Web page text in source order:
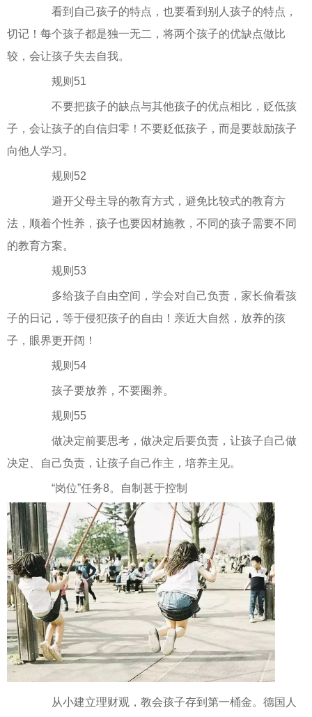
看到自己孩子的特点，也要看到别人孩子的特点，
切记！每个孩子都是独一无二，将两个孩子的优缺点做比
较，会让孩子失去自我。
规则51
不要把孩子的缺点与其他孩子的优点相比，贬低孩
子，会让孩子的自信归零！不要贬低孩子，而是要鼓励孩子
向他人学习。
规则52
避开父母主导的教育方式，避免比较式的教育方
法，顺着个性养，孩子也要因材施教，不同的孩子需要不同
的教育方案。
规则53
多给孩子自由空间，学会对自己负责，家长偷看孩
子的日记，等于侵犯孩子的自由！亲近大自然，放养的孩
子，眼界更开阔！
规则54
孩子要放养，不要圈养。
规则55
做决定前要思考，做决定后要负责，让孩子自己做
决定、自己负责，让孩子自己作主，培养主见。
“岗位”任务8。自制甚于控制
从小建立理财观，教会孩子存到第一桶金。德国人